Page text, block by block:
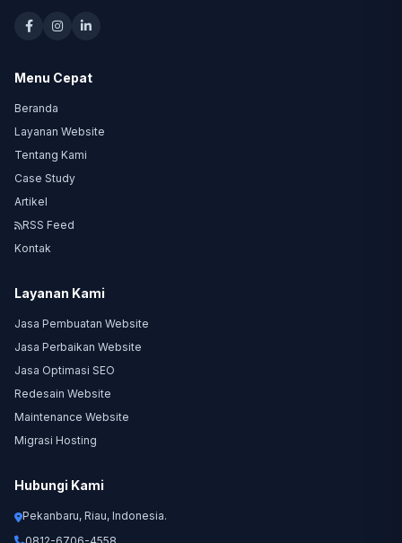
Menu Cepat
Beranda
Layanan Website
Tentang Kami
Case Study
Artikel
RSS Feed
Kontak
Layanan Kami
Jasa Pembuatan Website
Jasa Perbaikan Website
Jasa Optimasi SEO
Redesain Website
Maintenance Website
Migrasi Hosting
Hubungi Kami
Pekanbaru, Riau, Indonesia.